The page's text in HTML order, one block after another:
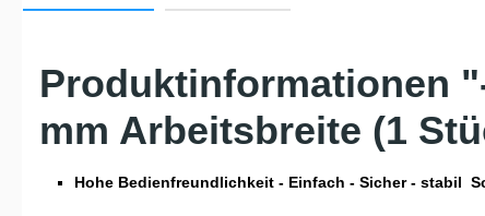
Produktinformationen
mm Arbeitsbreite (1
Hohe Bedienfreundlichkeit - Einfach - Sicher - stabil